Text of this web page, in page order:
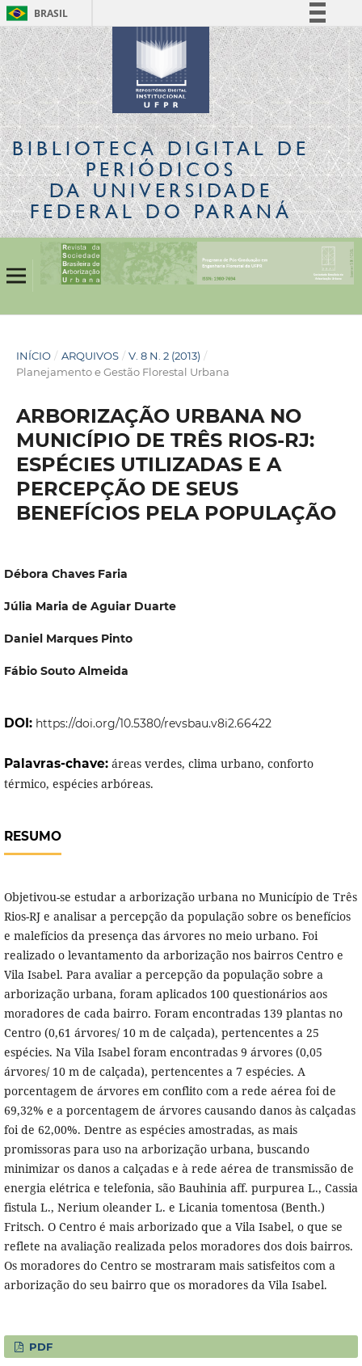
BRASIL
Simplifique!
Comunica BR
Participe
Acesso à informação
Legislação
Canais
BIBLIOTECA DIGITALDE
PERIÓDICOS
DA UNIVERSIDADE
FEDERAL DO PARANÁ
INÍCIO / ARQUIVOS / V. 8 N. 2 (2013) /
Planejamento e Gestão Florestal Urbana
ARBORIZAÇÃO URBANA NO
MUNICÍPIO DE TRÊS RIOS-RJ:
ESPÉCIES UTILIZADAS E A
PERCEPÇÃO DE SEUS
BENEFÍCIOS PELA POPULAÇÃO
Débora Chaves Faria
Júlia Maria de Aguiar Duarte
Daniel Marques Pinto
Fábio Souto Almeida
DOI: https://doi.org/10.5380/revsbau.v8i2.66422
Palavras-chave: áreas verdes, clima urbano, conforto
térmico, espécies arbóreas.
RESUMO
Objetivou-se estudar a arborização urbana no Município de Três
Rios-RJ e analisar a percepção da população sobre os benefícios
e malefícios da presença das árvores no meio urbano. Foi
realizado o levantamento da arborização nos bairros Centro e
Vila Isabel. Para avaliar a percepção da população sobre a
arborização urbana, foram aplicados 100 questionários aos
moradores de cada bairro. Foram encontradas 139 plantas no
Centro (0,61 árvores/ 10 m de calçada), pertencentes a 25
espécies. Na Vila Isabel foram encontradas 9 árvores (0,05
árvores/ 10 m de calçada), pertencentes a 7 espécies. A
porcentagem de árvores em conflito com a rede aérea foi de
69,32% e a porcentagem de árvores causando danos às calçadas
foi de 62,00%. Dentre as espécies amostradas, as mais
promissoras para uso na arborização urbana, buscando
minimizar os danos a calçadas e à rede aérea de transmissão de
energia elétrica e telefonia, são Bauhinia aff. purpurea L., Cassia
fistula L., Nerium oleander L. e Licania tomentosa (Benth.)
Fritsch. O Centro é mais arborizado que a Vila Isabel, o que se
reflete na avaliação realizada pelos moradores dos dois bairros.
Os moradores do Centro se mostraram mais satisfeitos com a
arborização do seu bairro que os moradores da Vila Isabel.
PDF